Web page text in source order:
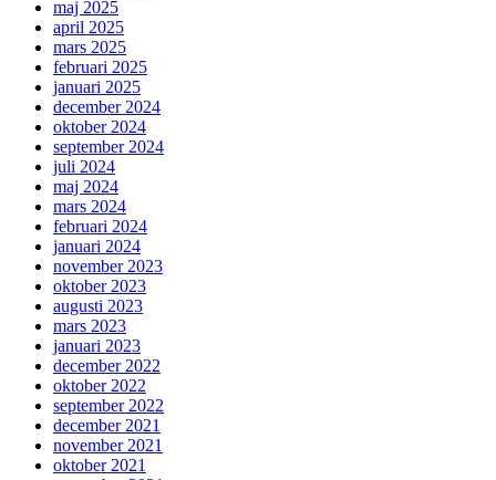
maj 2025
april 2025
mars 2025
februari 2025
januari 2025
december 2024
oktober 2024
september 2024
juli 2024
maj 2024
mars 2024
februari 2024
januari 2024
november 2023
oktober 2023
augusti 2023
mars 2023
januari 2023
december 2022
oktober 2022
september 2022
december 2021
november 2021
oktober 2021